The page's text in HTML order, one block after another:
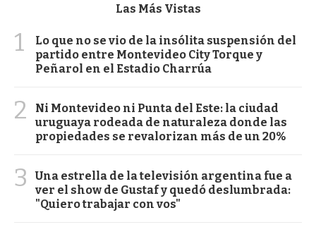
Las Más Vistas
1
Lo que no se vio de la insólita suspensión del
partido entre Montevideo City Torque y
Peñarol en el Estadio Charrúa
2
Ni Montevideo ni Punta del Este: la ciudad
uruguaya rodeada de naturaleza donde las
propiedades se revalorizan más de un 20%
3
Una estrella de la televisión argentina fue a
ver el show de Gustaf y quedó deslumbrada:
"Quiero trabajar con vos"